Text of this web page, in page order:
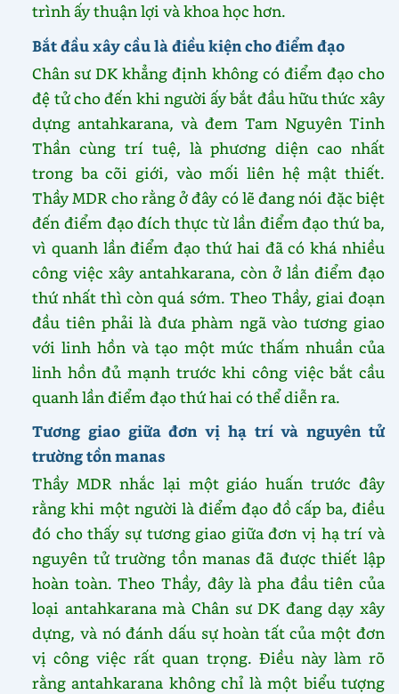
trình ấy thuận lợi và khoa học hơn.
Bắt đầu xây cầu là điều kiện cho điểm đạo
Chân sư DK khẳng định không có điểm đạo cho
đệ tử cho đến khi người ấy bắt đầu hữu thức xây
dựng antahkarana, và đem Tam Nguyên Tinh
Thần cùng trí tuệ, là phương diện cao nhất
trong ba cõi giới, vào mối liên hệ mật thiết.
Thầy MDR cho rằng ở đây có lẽ đang nói đặc biệt
đến điểm đạo đích thực từ lần điểm đạo thứ ba,
vì quanh lần điểm đạo thứ hai đã có khá nhiều
công việc xây antahkarana, còn ở lần điểm đạo
thứ nhất thì còn quá sớm. Theo Thầy, giai đoạn
đầu tiên phải là đưa phàm ngã vào tương giao
với linh hồn và tạo một mức thấm nhuần của
linh hồn đủ mạnh trước khi công việc bắt cầu
quanh lần điểm đạo thứ hai có thể diễn ra.
Tương giao giữa đơn vị hạ trí và nguyên tử
trường tồn manas
Thầy MDR nhắc lại một giáo huấn trước đây
rằng khi một người là điểm đạo đồ cấp ba, điều
đó cho thấy sự tương giao giữa đơn vị hạ trí và
nguyên tử trường tồn manas đã được thiết lập
hoàn toàn. Theo Thầy, đây là pha đầu tiên của
loại antahkarana mà Chân sư DK đang dạy xây
dựng, và nó đánh dấu sự hoàn tất của một đơn
vị công việc rất quan trọng. Điều này làm rõ
rằng antahkarana không chỉ là một biểu tượng